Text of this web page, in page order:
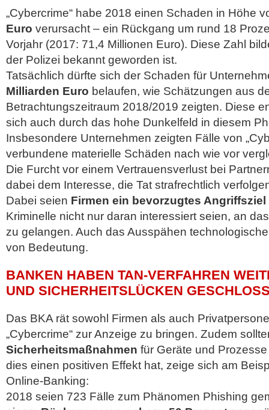
„Cybercrime“ habe 2018 einen Schaden in Höhe
Euro verursacht – ein Rückgang um rund 18
Vorjahr (2017: 71,4 Millionen Euro). Diese Zahl
der Polizei bekannt geworden ist.
Tatsächlich dürfte sich der Schaden für
Milliarden Euro belaufen, wie Schätzungen aus
Betrachtungszeitraum 2018/2019 zeigten. Diese
sich auch durch das hohe Dunkelfeld in diesem
Insbesondere Unternehmen zeigten Fälle von
verbundene materielle Schäden nach wie vor
Die Furcht vor einem Vertrauensverlust bei
dabei dem Interesse, die Tat strafrechtlich
Dabei seien Firmen ein bevorzugtes Angriffsziel
Kriminelle nicht nur daran interessiert seien, an
zu gelangen. Auch das Ausspähen
von Bedeutung.
BANKEN HABEN TAN-VERFAHREN
UND SICHERHEITSLÜCKEN
Das BKA rät sowohl Firmen als auch
„Cybercrime“ zur Anzeige zu bringen. Zudem
Sicherheitsmaßnahmen für Geräte und
dies einen positiven Effekt hat, zeige sich am
Online-Banking:
2018 seien 723 Fälle zum Phänomen Phishing